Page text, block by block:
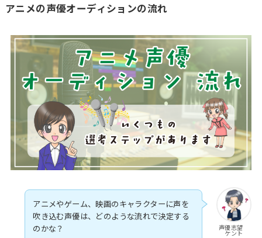
アニメの声優オーディションの流れ
声優志望
ケント
アニメやゲーム、映画のキャラクターに声を
吹き込む声優は、どのような流れで決定する
のかな？